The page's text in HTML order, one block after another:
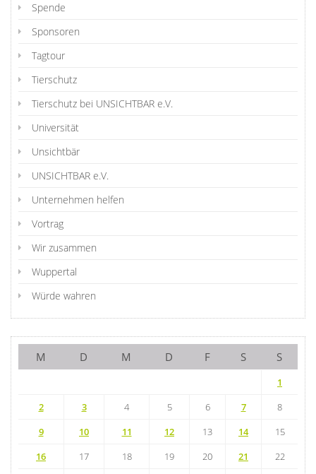
Spende
Sponsoren
Tagtour
Tierschutz
Tierschutz bei UNSICHTBAR e.V.
Universität
Unsichtbär
UNSICHTBAR e.V.
Unternehmen helfen
Vortrag
Wir zusammen
Wuppertal
Würde wahren
M D M D F S S
1
2
3 4 5 6 7
8
9
10 11 12 13 14
15
16
17 18 19 20 21 22